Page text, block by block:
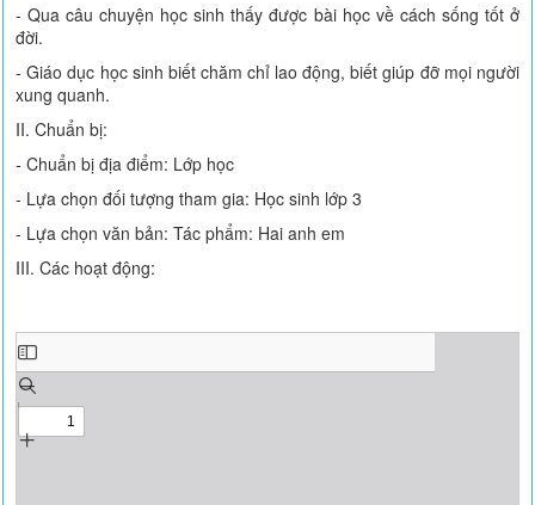
- Qua câu chuyện học sinh thấy được bài học về cách sống tốt ở
đời.
- Giáo dục học sinh biết chăm chỉ lao động, biết giúp đỡ mọi người
xung quanh.
II. Chuẩn bị:
- Chuẩn bị địa điểm: Lớp học
- Lựa chọn đối tượng tham gia: Học sinh lớp 3
- Lựa chọn văn bản: Tác phẩm: Hai anh em
III. Các hoạt động: